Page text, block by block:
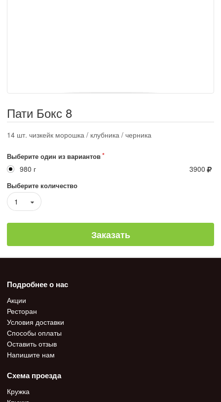
Пати Бокс 8
14 шт. чизкейк морошка / клубника / черника
Выберите один из вариантов
980 г 3900
Выберите количество
1
Заказать
Подробнее о нас
Акции
Ресторан
Условия доставки
Способы оплаты
Оставить отзыв
Напишите нам
Схема проезда
Кружка